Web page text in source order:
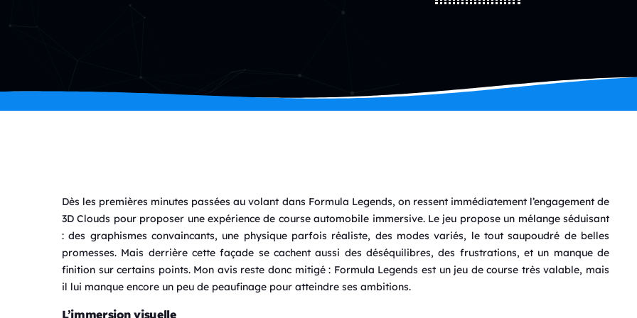
Dès les premières minutes passées au volant dans Formula Legends, on ressent immédiatement l’engagement de
3D Clouds pour proposer une expérience de course automobile immersive. Le jeu propose un mélange séduisant
: des graphismes convaincants, une physique parfois réaliste, des modes variés, le tout saupoudré de belles
promesses. Mais derrière cette façade se cachent aussi des déséquilibres, des frustrations, et un manque de
finition sur certains points. Mon avis reste donc mitigé : Formula Legends est un jeu de course très valable, mais
il lui manque encore un peu de peaufinage pour atteindre ses ambitions.
L’immersion visuelle